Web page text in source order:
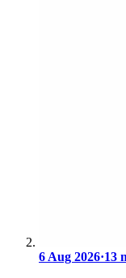
6 Aug 2026·13